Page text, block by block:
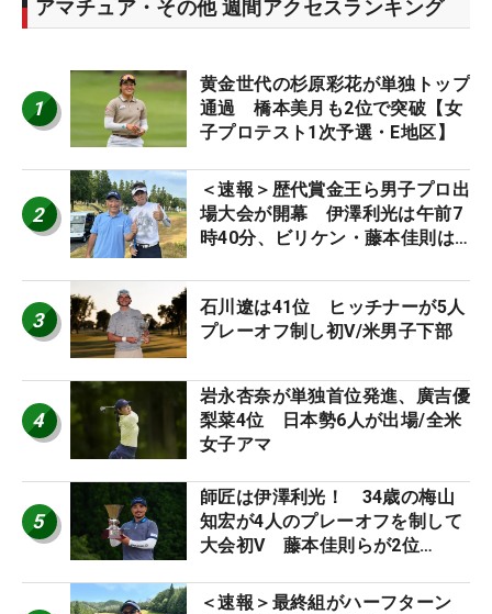
アマチュア・その他 週間アクセスランキング
1
黄金世代の杉原彩花が単独トップ
通過 橋本美月も2位で突破【女
子プロテスト1次予選・E地区】
2
＜速報＞歴代賞金王ら男子プロ出
場大会が開幕 伊澤利光は午前7
時40分、ビリケン・藤本佳則は
STAGE JOYX OPEN】
3
石川遼は41位 ヒッチナーが5人
プレーオフ制し初V/米男子下部
4
岩永杏奈が単独首位発進、廣吉優
梨菜4位 日本勢6人が出場/全米
女子アマ
5
師匠は伊澤利光！ 34歳の梅山
知宏が4人のプレーオフを制して
大会初V 藤本佳則らが2位
＜速報＞最終組がハーフターン